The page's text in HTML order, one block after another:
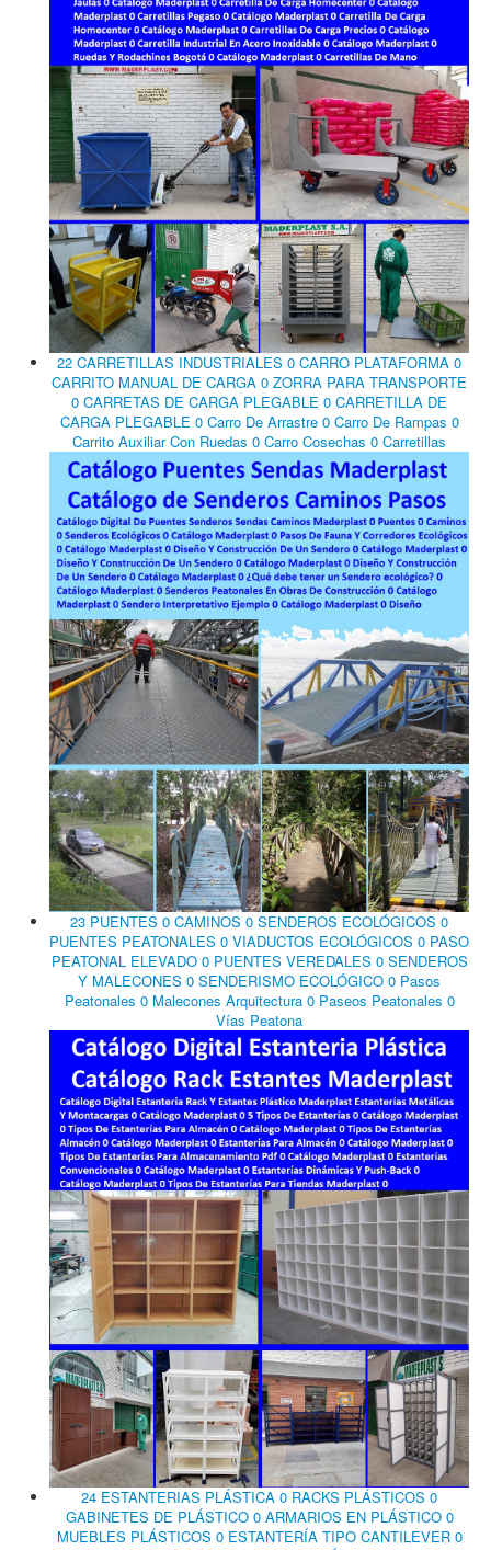
22 CARRETILLAS INDUSTRIALES 0 CARRO PLATAFORMA 0
CARRITO MANUAL DE CARGA 0 ZORRA PARA TRANSPORTE
0 CARRETAS DE CARGA PLEGABLE 0 CARRETILLA DE
CARGA PLEGABLE 0 Carro De Arrastre 0 Carro De Rampas 0
Carrito Auxiliar Con Ruedas 0 Carro Cosechas 0 Carretillas
23 PUENTES 0 CAMINOS 0 SENDEROS ECOLÓGICOS 0
PUENTES PEATONALES 0 VIADUCTOS ECOLÓGICOS 0 PASO
PEATONAL ELEVADO 0 PUENTES VEREDALES 0 SENDEROS
Y MALECONES 0 SENDERISMO ECOLÓGICO 0 Pasos
Peatonales 0 Malecones Arquitectura 0 Paseos Peatonales 0
Vías Peatona
24 ESTANTERIAS PLÁSTICA 0 RACKS PLÁSTICOS 0
GABINETES DE PLÁSTICO 0 ARMARIOS EN PLÁSTICO 0
MUEBLES PLÁSTICOS 0 ESTANTERÍA TIPO CANTILEVER 0